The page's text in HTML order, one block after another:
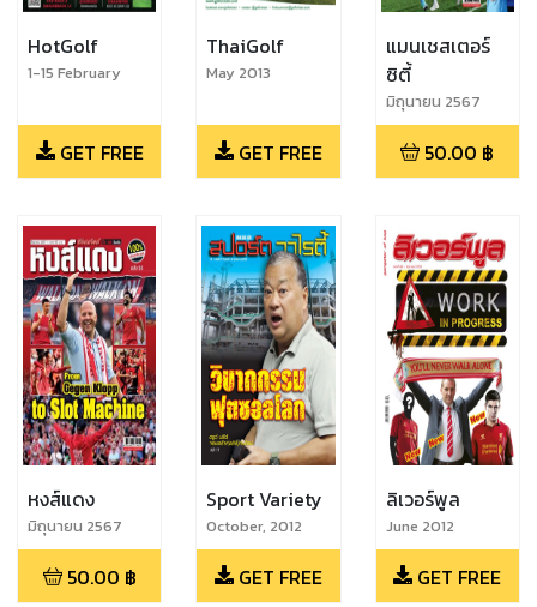
HotGolf
1-15 February
GET FREE
ThaiGolf
May 2013
GET FREE
แมนเชสเตอร์
ซิตี้
มิถุนายน 2567
50.00 ฿
หงส์แดง
มิถุนายน 2567
50.00 ฿
Sport Variety
October, 2012
GET FREE
ลิเวอร์พูล
June 2012
GET FREE